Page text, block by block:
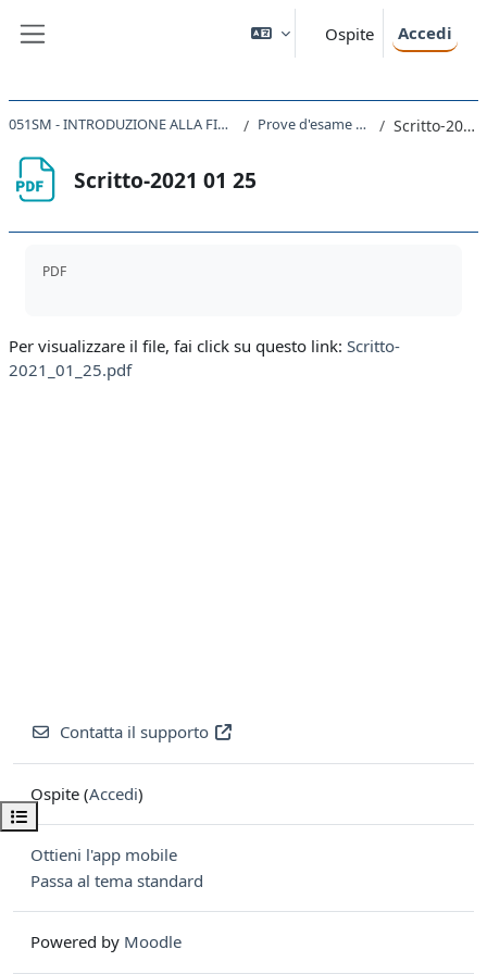
Ospite Accedi
Apri indice del corso
051SM - INTRODUZIONE ALLA FISICA TEORICA 2022 Prove d'esame a.a. 2019/20 Scritto-2021 01 25
Scritto-2021 01 25
PDF
Per visualizzare il file, fai click su questo link: Scritto-
2021_01_25.pdf
Contatta il supporto
Ospite (Accedi)
Ottieni l'app mobile
Passa al tema standard
Powered by Moodle